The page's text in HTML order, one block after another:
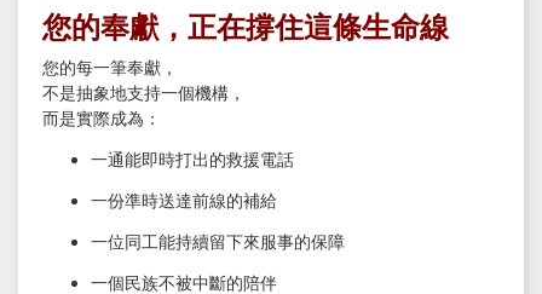
您的奉獻，正在撐住這條生命線
您的每一筆奉獻，
不是抽象地支持一個機構，
而是實際成為：
一通能即時打出的救援電話
一份準時送達前線的補給
一位同工能持續留下來服事的保障
一個民族不被中斷的陪伴